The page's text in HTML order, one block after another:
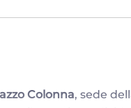
Colonna, sede